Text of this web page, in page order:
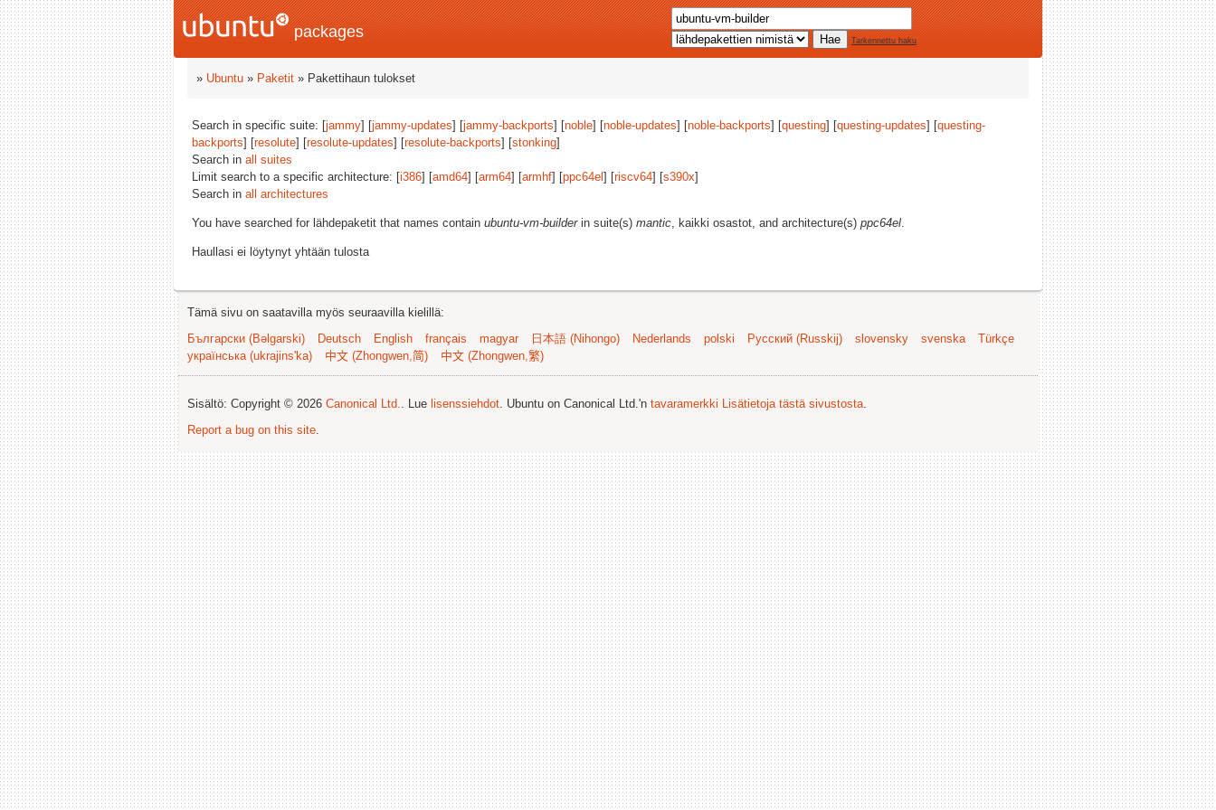
packages Tarkennettu haku
» Ubuntu » Paketit » Pakettihaun tulokset
Search in specific suite: [jammy] [jammy-updates] [jammy-backports] [noble] [noble-updates] [noble-backports] [questing] [questing-updates] [questing-
backports] [resolute] [resolute-updates] [resolute-backports] [stonking]
Search in all suites
Limit search to a specific architecture: [i386] [amd64] [arm64] [armhf] [ppc64el ] [riscv64] [s390x]
Search in all architectures
You have searched for lähdepaketit that names contain ubuntu-vm-builderin suite(s) mantic, kaikki osastot, and architecture(s) ppc64el.
Haullasi ei löytynyt yhtään tulosta
Tämä sivu on saatavilla myös seuraavilla kielillä:
Български (Bəlgarski)
Deutsch English français magyar 日本語 (Nihongo) Nederlands polski Русский (Russkij) slovensky svenska
Türkçe
українська (ukrajins'ka)
中文 (Zhongwen,简) 中文 (Zhongwen,繁)
Sisältö: Copyright © 2026 Canonical Ltd.. Lue lisenssiehdot. Ubuntu on Canonical Ltd.'n tavaramerkki Lisätietoja tästä sivustosta.
Report a bug on this site.